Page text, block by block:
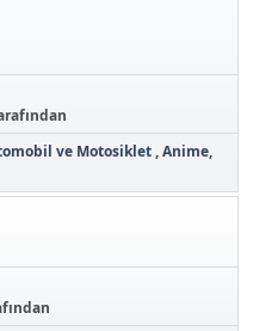
ve Motosiklet Anime